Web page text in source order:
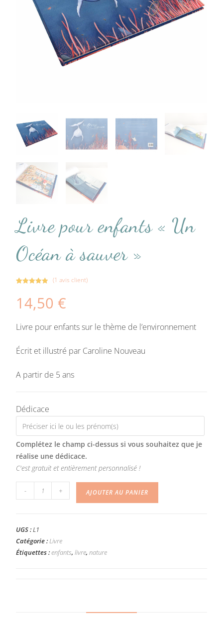
Livre pour enfants « Un
Océan à sauver »
sur 5
basé sur
client
(1 avis client)
14,50€
Livre pour enfants sur le thème de l’environnement
Écrit et illustré par Caroline Nouveau
A partir de 5 ans
Dédicace
Complétez le champ ci-dessus si vous souhaitez que je
réalise une dédicace.
C'est gratuit et entièrement personnalisé !
- + AJOUTER AU PANIER
UGS :L1
Catégorie :Livre
Étiquettes :enfants,livre,nature